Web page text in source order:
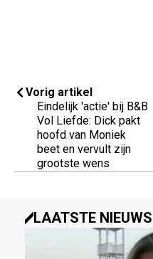
Vorig artikel
Eindelijk 'actie' bij B&B
Vol Liefde: Dick pakt
hoofd van Moniek
beet en vervult zijn
grootste wens
LAATSTE NIEUWS